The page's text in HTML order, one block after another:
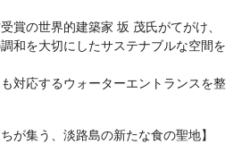
賞の世界的建築家 坂 茂氏がてがけ、
和を大切にしたサステナブルな空間を
対応するウォーターエントランスを整
が集う、淡路島の新たな食の聖地】